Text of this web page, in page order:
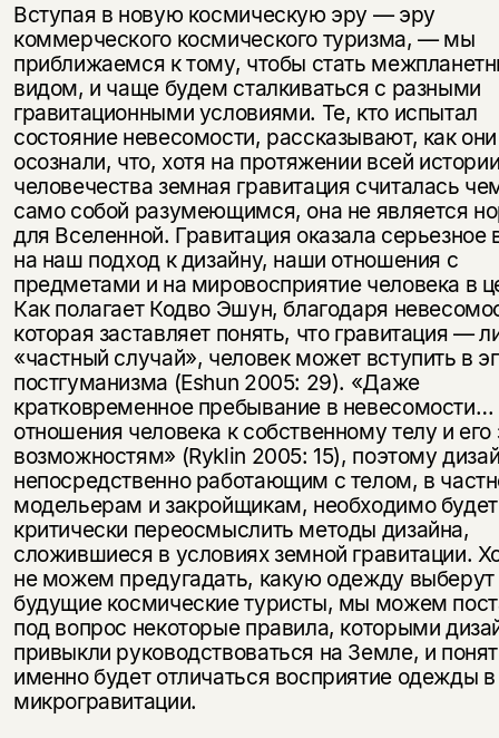
Вступая в новую космическую эру — эру
коммерческого космического туризма, — мы
приближаемся к тому, чтобы стать
видом, и чаще будем сталкиваться с разными
гравитационными условиями. Те, кто испытал
состояние невесомости, рассказывают, как они
осознали, что, хотя на протяжении всей
человечества земная гравитация считалась
само собой разумеющимся, она не является
для Вселенной. Гравитация оказала серьезное
на наш подход к дизайну, наши отношения с
предметами и на мировосприятие человека в
Как полагает Кодво Эшун, благодаря
которая заставляет понять, что гравитация —
«частный случай», человек может вступить в
постгуманизма (Eshun 2005: 29). «Даже
кратковременное пребывание в
отношения человека к собственному телу и
возможностям» (Ryklin 2005: 15), поэтому
непосредственно работающим с телом, в
модельерам и закройщикам, необходимо будет
критически переосмыслить методы дизайна,
сложившиеся в условиях земной гравитации.
не можем предугадать, какую одежду выберут
будущие космические туристы, мы можем
под вопрос некоторые правила, которыми
привыкли руководствоваться на Земле, и
именно будет отличаться восприятие одежды в
микрогравитации.